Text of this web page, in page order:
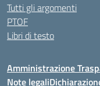
Tutti gli argomenti
PTOF
Libri di testo
Amministrazione
Note legali